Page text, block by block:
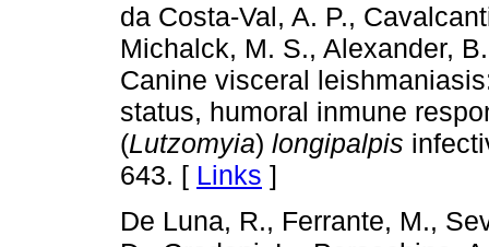
da Costa-Val, A. P.,
Michalck, M. S., Alexander,
Canine visceral
status, humoral inmune
(Lutzomyia) longipalpis
643. [ Links ]
De Luna, R., Ferrante, M.,